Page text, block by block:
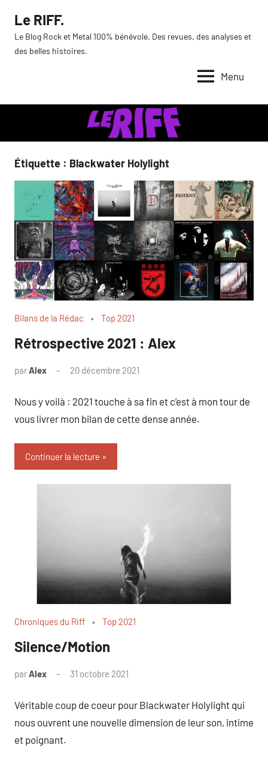
contenu
Le RIFF.
Le Blog Rock et Metal 100% bénévole. Des revues, des analyses et
des belles histoires.
Menu
Étiquette : Blackwater Holylight
Bilans de la Rédac Top 2021
Rétrospective 2021 : Alex
parAlex 20 décembre 2021
Nous y voilà : 2021 touche à sa fin et c’est à mon tour de
vous livrer mon bilan de cette dense année.
Continuer la lecture
Chroniques du Riff Top 2021
Silence/Motion
parAlex 31 octobre 2021
Véritable coup de coeur pour Blackwater Holylight qui
nous ouvrent une nouvelle dimension de leur son, intime
et poignant.